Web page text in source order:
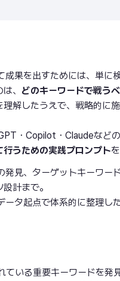
果を出すためには、単
、 どのキーワードで戦う
理解したうえで、戦略的に
・Copilot・Claudeなど
うための実践プロンプト
見、ターゲットキーワー
計まで。
タ起点で体系的に整理し
いる重要キーワードを発